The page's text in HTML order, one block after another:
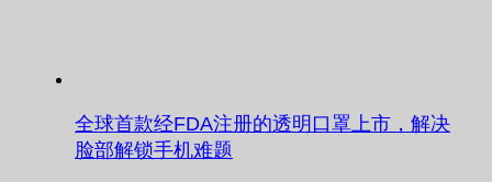
全球首款经FDA注册的透明口罩上市，解决
脸部解锁手机难题